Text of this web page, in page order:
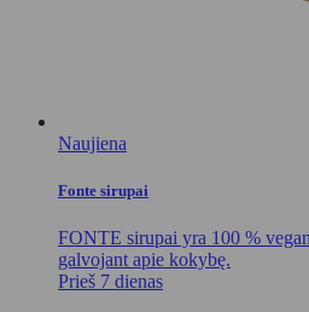
Naujiena
Fonte sirupai
FONTE sirupai yra 100 %
galvojant apie kokybę.
Prieš 7 dienas